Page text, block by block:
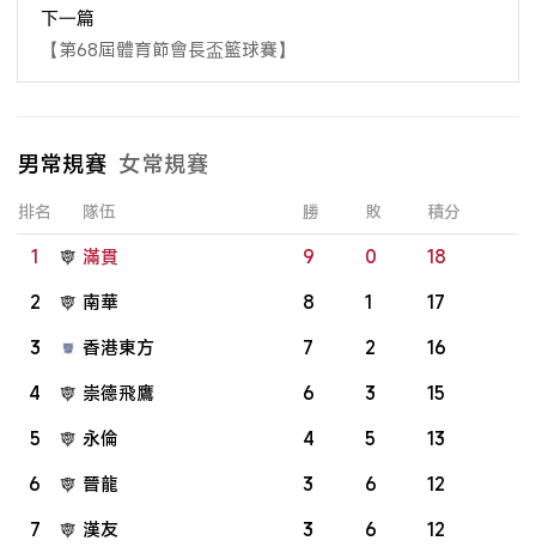
下一篇
【第68屆體育節會長盃籃球賽】
男常規賽 女常規賽
排名 隊伍 勝 敗 積分
1 滿貫 9 0
18
2
南華 8 1
17
3
香港東方 7 2
16
4
崇德飛鷹 6 3
15
5
永倫 4 5
13
6
晉龍 3 6
12
7
漢友 3 6
12